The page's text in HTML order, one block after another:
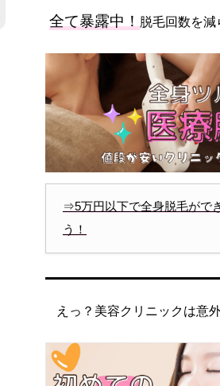
全て暴露中！ 脱毛回数を減
⇒5万円以下で全身脱毛がで
う！
えっ？美容クリニックは意